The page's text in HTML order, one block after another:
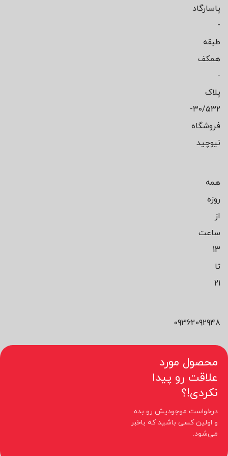
پاسارگاد
-
طبقه
همکف
-
پلاک
۳۰/۵۳۲-
فروشگاه
نیوچید
همه
روزه
از
ساعت
13
تا
21
09362092948
محصول مورد
علاقت رو پیدا
نکردی!؟
درخواست موجودیش رو بده
و اولین کسی باشید که باخبر
می‌شود.